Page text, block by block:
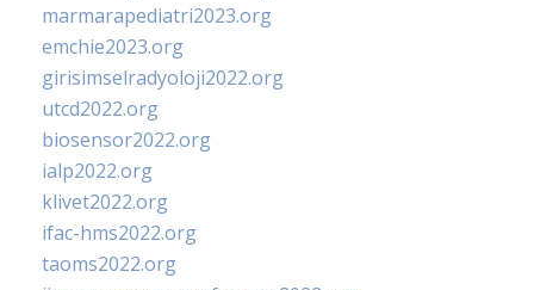
marmarapediatri2023.org
emchie2023.org
girisimselradyoloji2022.org
utcd2022.org
biosensor2022.org
ialp2022.org
klivet2022.org
ifac-hms2022.org
taoms2022.org